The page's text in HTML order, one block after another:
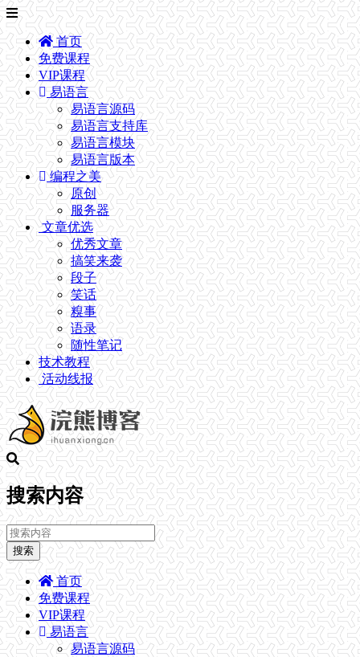
首页
免费课程
VIP课程
易语言
易语言源码
易语言支持库
易语言模块
易语言版本
编程之美
原创
服务器
文章优选
优秀文章
搞笑来袭
段子
笑话
糗事
语录
随性笔记
技术教程
活动线报
搜索内容
搜索
首页
免费课程
VIP课程
易语言
易语言源码